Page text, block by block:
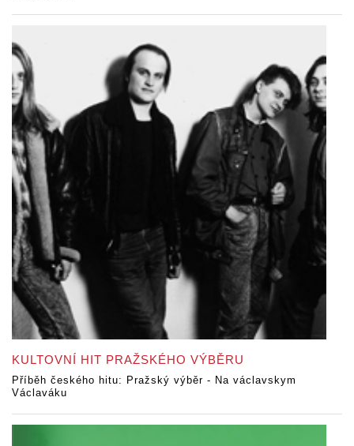
KULTOVNÍ HIT PRAŽSKÉHO VÝBĚRU
Příběh českého hitu: Pražský výběr - Na václavskym
Václaváku